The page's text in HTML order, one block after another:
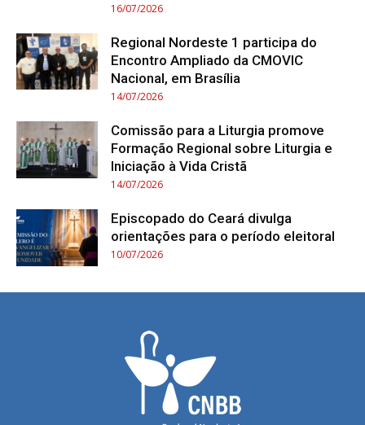
16/07/2026
Regional Nordeste 1 participa do
Encontro Ampliado da CMOVIC
Nacional, em Brasília
14/07/2026
Comissão para a Liturgia promove
Formação Regional sobre Liturgia e
Iniciação à Vida Cristã
14/07/2026
Episcopado do Ceará divulga
orientações para o período eleitoral
10/07/2026